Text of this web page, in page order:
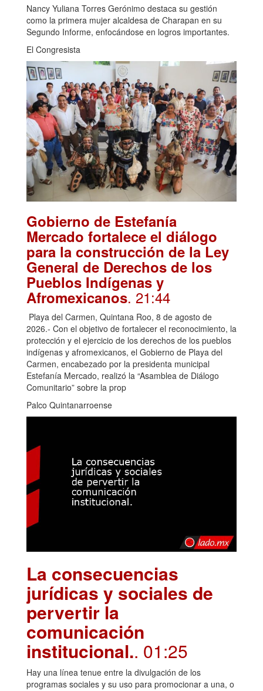
Nancy Yuliana Torres Gerónimo destaca su gestión
como la primera mujer alcaldesa de Charapan en su
Segundo Informe, enfocándose en logros importantes.
El Congresista
Gobierno de Estefanía
Mercado fortalece el diálogo
para la construcción de la Ley
General de Derechos de los
Pueblos Indígenas y
Afromexicanos. 21:44
Playa del Carmen, Quintana Roo, 8 de agosto de
2026.- Con el objetivo de fortalecer el reconocimiento, la
protección y el ejercicio de los derechos de los pueblos
indígenas y afromexicanos, el Gobierno de Playa del
Carmen, encabezado por la presidenta municipal
Estefanía Mercado, realizó la “Asamblea de Diálogo
Comunitario” sobre la prop
Palco Quintanarroense
La consecuencias
jurídicas y sociales de
pervertir la
comunicación
institucional.. 01:25
Hay una línea tenue entre la divulgación de los
programas sociales y su uso para promocionar a una, o